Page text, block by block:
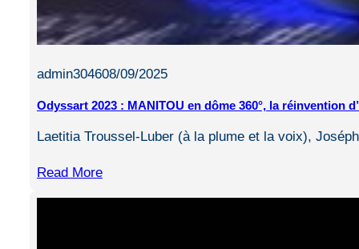
admin304608/09/2025
Odyssart 2023 : MANITOU en dôme 360°, la réinvention
Laetitia Troussel-Luber (à la plume et la voix),
Read More